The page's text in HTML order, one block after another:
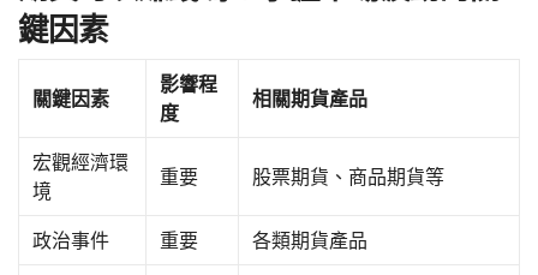
鍵因素
關鍵因素
影響程
度
相關期貨產品
宏觀經濟環
境
重要 股票期貨、商品期貨等
政治事件 重要 各類期貨產品